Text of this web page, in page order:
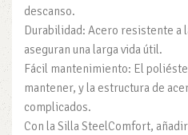
descanso.
Durabilidad: Acero resistente a
aseguran una larga vida útil.
Fácil mantenimiento: El
mantener, y la estructura de
complicados.
Con la Silla SteelComfort,